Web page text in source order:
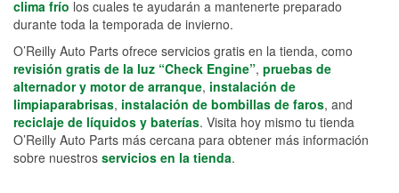
clima frío los cuales te ayudarán a mantenerte preparado
durante toda la temporada de invierno.
O’Reilly Auto Parts ofrece servicios gratis en la tienda, como
revisión gratis de la luz “Check Engine”, pruebas de
alternador y motor de arranque, instalación de
limpiaparabrisas, instalación de bombillas de faros, and
reciclaje de líquidos y baterías. Visita hoy mismo tu tienda
O’Reilly Auto Parts más cercana para obtener más información
sobre nuestros servicios en la tienda.